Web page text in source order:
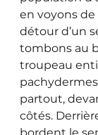
en voyons
détour d’un
tombons au
troupeau
partout,
côtés.